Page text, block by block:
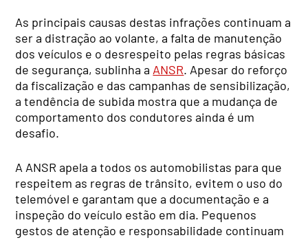
As principais causas destas infrações continuam a
ser a distração ao volante, a falta de manutenção
dos veículos e o desrespeito pelas regras básicas
de segurança, sublinha a ANSR. Apesar do reforço
da fiscalização e das campanhas de sensibilização,
a tendência de subida mostra que a mudança de
comportamento dos condutores ainda é um
desafio.
A ANSR apela a todos os automobilistas para que
respeitem as regras de trânsito, evitem o uso do
telemóvel e garantam que a documentação e a
inspeção do veículo estão em dia. Pequenos
gestos de atenção e responsabilidade continuam